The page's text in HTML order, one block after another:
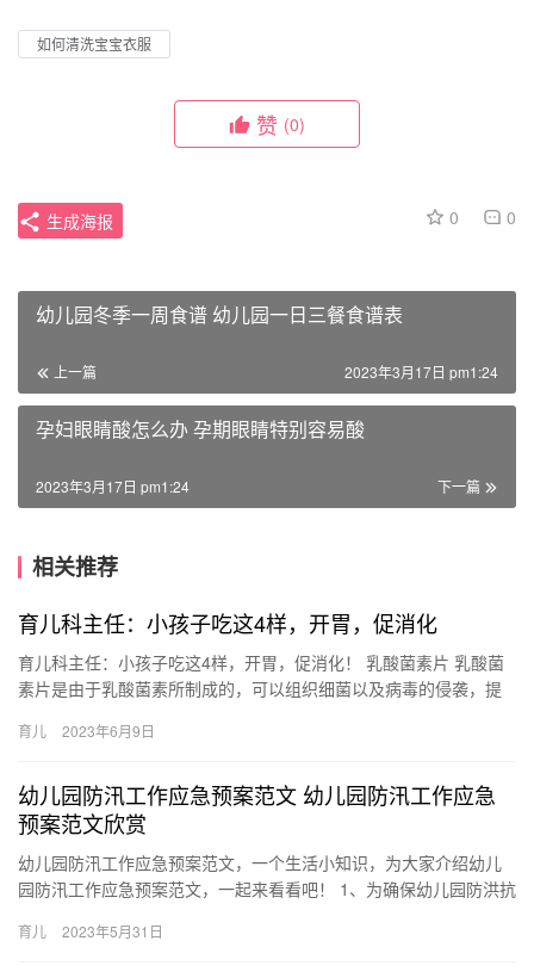
如何清洗宝宝衣服
赞 (0)
0 0
生成海报
幼儿园冬季一周食谱 幼儿园一日三餐食谱表
上一篇 2023年3月17日 pm1:24
孕妇眼睛酸怎么办 孕期眼睛特别容易酸
下一篇
2023年3月17日 pm1:24
相关推荐
育儿科主任：小孩子吃这4样，开胃，促消化
育儿科主任：小孩子吃这4样，开胃，促消化！ 乳酸菌素片 乳酸菌
素片是由于乳酸菌素所制成的，可以组织细菌以及病毒的侵袭，提
育儿 2023年6月9日
幼儿园防汛工作应急预案范文 幼儿园防汛工作应急
预案范文欣赏
幼儿园防汛工作应急预案范文，一个生活小知识，为大家介绍幼儿
园防汛工作应急预案范文，一起来看看吧！ 1、为确保幼儿园防洪抗
产…
育儿 2023年5月31日